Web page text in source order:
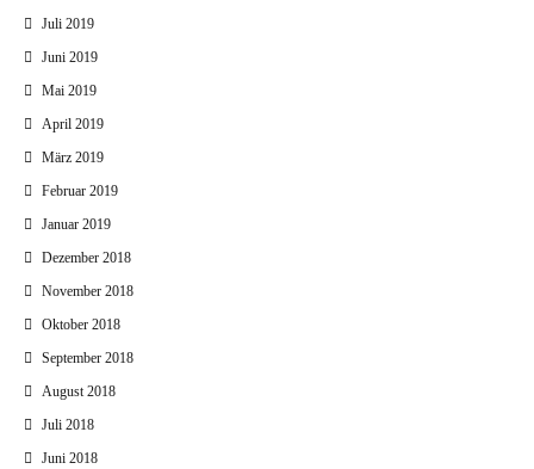
Juli 2019
Juni 2019
Mai 2019
April 2019
März 2019
Februar 2019
Januar 2019
Dezember 2018
November 2018
Oktober 2018
September 2018
August 2018
Juli 2018
Juni 2018